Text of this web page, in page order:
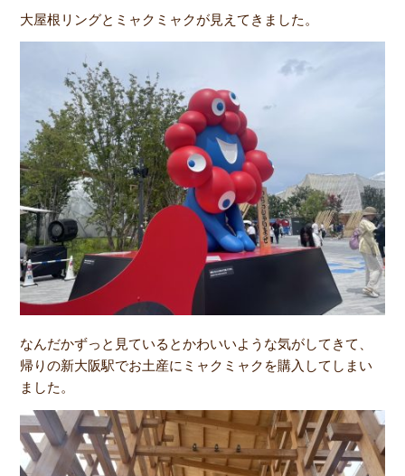
大屋根リングとミャクミャクが見えてきました。
なんだかずっと見ているとかわいいような気がしてきて、
帰りの新大阪駅でお土産にミャクミャクを購入してしまい
ました。